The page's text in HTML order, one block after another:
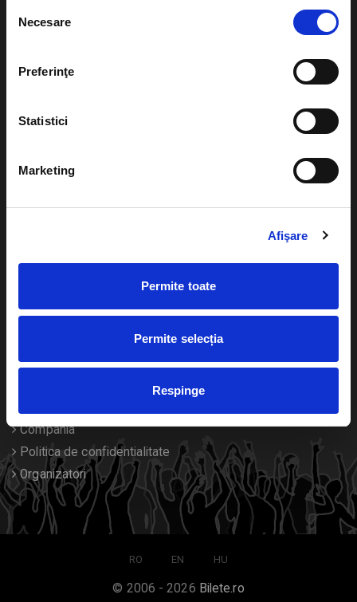
consimțământului
Necesare
Preferinţe
Statistici
Marketing
Afişare
Permite toate
Permite selecția
Respinge
Evenimente
Teatru
festivaluri
Diverse
Despre noi
Contact
Compania
Politica de confidentialitate
Organizatori
RO EN HU
© 2006 - 2026 Bilete.ro